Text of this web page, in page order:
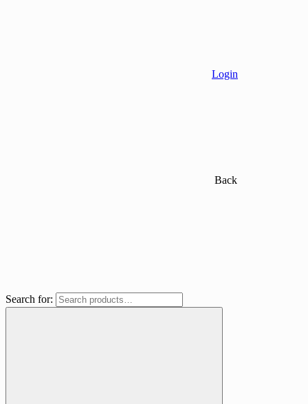
Login
Back
Search for: